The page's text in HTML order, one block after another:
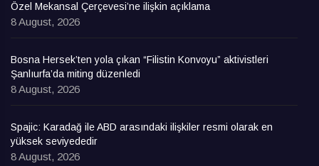
Özel Mekansal Çerçevesi’ne ilişkin açıklama
8 August, 2026
Bosna Hersek’ten yola çıkan “Filistin Konvoyu” aktivistleri
Şanlıurfa’da miting düzenledi
8 August, 2026
Spajic: Karadağ ile ABD arasındaki ilişkiler resmi olarak en
yüksek seviyededir
8 August, 2026